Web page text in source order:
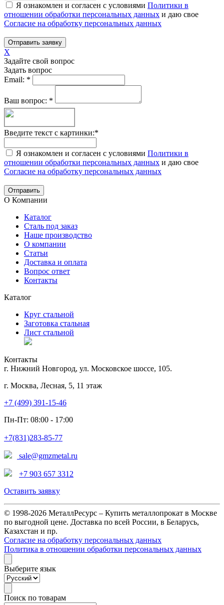
Я ознакомлен и согласен с условиями Политики в
отношении обработки персональных данных и даю свое
Согласие на обработку персональных данных
Отправить заявку
X
Задайте свой вопрос
Задать вопрос
Email: *
Ваш вопрос: *
Введите текст с картинки:*
Я ознакомлен и согласен с условиями Политики в
отношении обработки персональных данных и даю свое
Согласие на обработку персональных данных
Отправить
О Компании
Каталог
Сталь под заказ
Наше производство
О компании
Статьи
Доставка и оплата
Вопрос ответ
Контакты
Каталог
Круг стальной
Заготовка стальная
Лист стальной
Контакты
г. Нижний Новгород, ул. Московское шоссе, 105.
г. Москва, Лесная, 5, 11 этаж
+7 (499) 391-15-46
Пн-Пт: 08:00 - 17:00
+7(831)283-85-77
sale@gmzmetal.ru
+7 903 657 3312
Оставить заявку
© 1998-2026 МеталлРесурс – Купить металлопрокат в Москве
по выгодной цене. Доставка по всей России, в Беларусь,
Казахстан и пр.
Согласие на обработку персональных данных
Политика в отношении обработки персональных данных
Выберите язык
Поиск по товарам